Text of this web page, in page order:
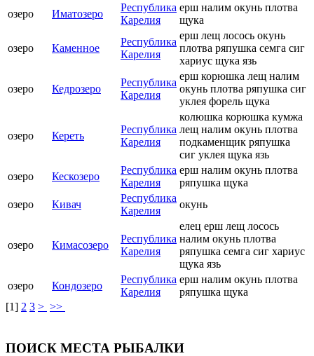
озеро
Иматозеро
Республика
Карелия
ерш налим окунь плотва
щука
озеро Каменное
Республика
Карелия
ерш лещ лосось окунь
плотва ряпушка семга сиг
хариус щука язь
озеро Кедрозеро
Республика
Карелия
ерш корюшка лещ налим
окунь плотва ряпушка сиг
уклея форель щука
озеро Кереть
Республика
Карелия
колюшка корюшка кумжа
лещ налим окунь плотва
подкаменщик ряпушка
сиг уклея щука язь
озеро
Кескозеро
Республика
Карелия
ерш налим окунь плотва
ряпушка щука
озеро
Кивач
Республика
Карелия
окунь
озеро Кимасозеро
Республика
Карелия
елец ерш лещ лосось
налим окунь плотва
ряпушка семга сиг хариус
щука язь
озеро
Кондозеро
Республика
Карелия
ерш налим окунь плотва
ряпушка щука
[1] 2 3 > >>
ПОИСК МЕСТА РЫБАЛКИ